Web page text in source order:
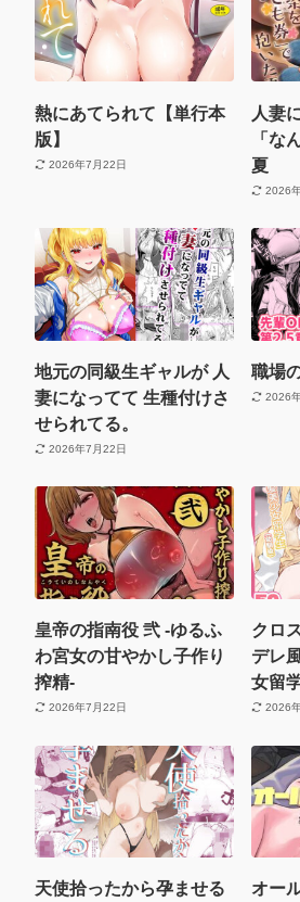
熱にあてられて【単行本
版】
2026年7月22日
人妻
「な
夏
2026
地元の同級生ギャルが 人
妻になってて 生種付けさ
せられてる。
2026年7月22日
職場
2026
皇帝の指南役 弐 -ゆるふ
わ宮女の甘やかし子作り
搾精-
2026年7月22日
クロ
デレ
女留
2026
天使拾ったから孕ませる
オー